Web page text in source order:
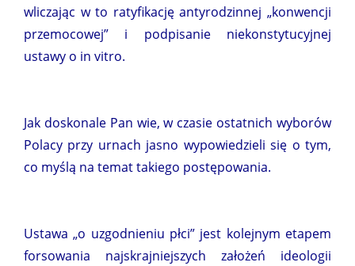
wliczając w to ratyfikację antyrodzinnej „konwencji
przemocowej” i podpisanie niekonstytucyjnej
ustawy o in vitro.
Jak doskonale Pan wie, w czasie ostatnich wyborów
Polacy przy urnach jasno wypowiedzieli się o tym,
co myślą na temat takiego postępowania.
Ustawa „o uzgodnieniu płci” jest kolejnym etapem
forsowania najskrajniejszych założeń ideologii